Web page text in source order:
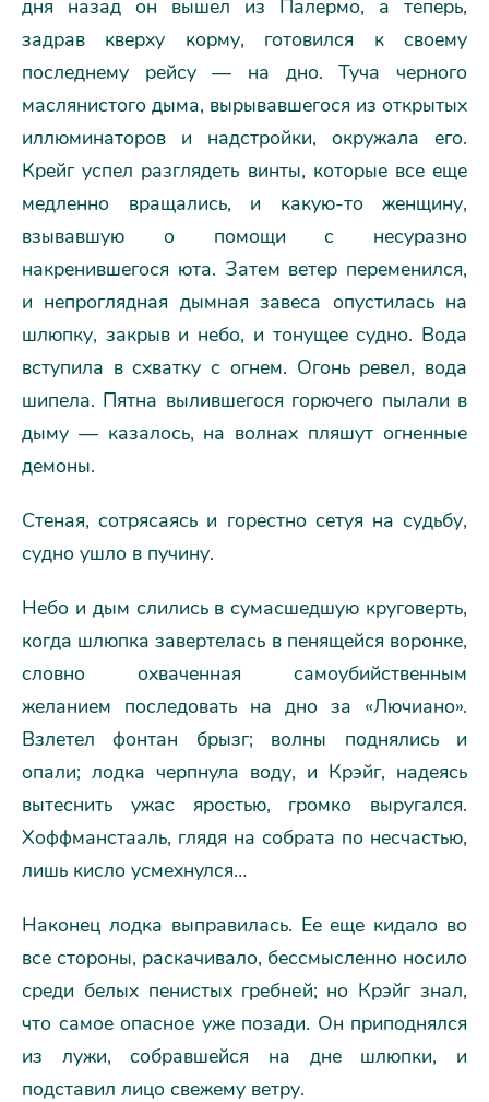
дня назад он вышел из Палермо, а теперь,
задрав кверху корму, готовился к своему
последнему рейсу — на дно. Туча черного
маслянистого дыма, вырывавшегося из открытых
иллюминаторов и надстройки, окружала его.
Крейг успел разглядеть винты, которые все еще
медленно вращались, и какую-то женщину,
взывавшую о помощи с несуразно
накренившегося юта. Затем ветер переменился,
и непроглядная дымная завеса опустилась на
шлюпку, закрыв и небо, и тонущее судно. Вода
вступила в схватку с огнем. Огонь ревел, вода
шипела. Пятна вылившегося горючего пылали в
дыму — казалось, на волнах пляшут огненные
демоны.
Стеная, сотрясаясь и горестно сетуя на судьбу,
судно ушло в пучину.
Небо и дым слились в сумасшедшую круговерть,
когда шлюпка завертелась в пенящейся воронке,
словно охваченная самоубийственным
желанием последовать на дно за «Лючиано».
Взлетел фонтан брызг; волны поднялись и
опали; лодка черпнула воду, и Крэйг, надеясь
вытеснить ужас яростью, громко выругался.
Хоффманстааль, глядя на собрата по несчастью,
лишь кисло усмехнулся…
Наконец лодка выправилась. Ее еще кидало во
все стороны, раскачивало, бессмысленно носило
среди белых пенистых гребней; но Крэйг знал,
что самое опасное уже позади. Он приподнялся
из лужи, собравшейся на дне шлюпки, и
подставил лицо свежему ветру.